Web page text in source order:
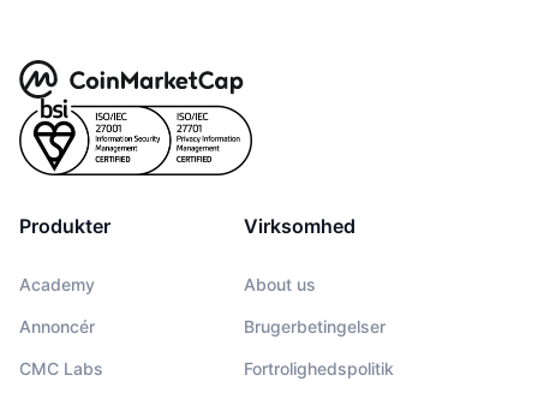
Produkter
Academy
Annoncér
CMC Labs
Virksomhed
About us
Brugerbetingelser
Fortrolighedspolitik